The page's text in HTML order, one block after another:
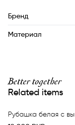
Бренд
Материал
Better together
Related items
Рубашка белая с